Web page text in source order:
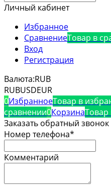
Личный кабинет
Избранное
СравнениеТовар в
Вход
Регистрация
Валюта:RUB
RUBUSDEUR
0ИзбранноеТовар в
сравнении0КорзинаТовар
Заказать обратный звонок
Номер телефона*
Комментарий